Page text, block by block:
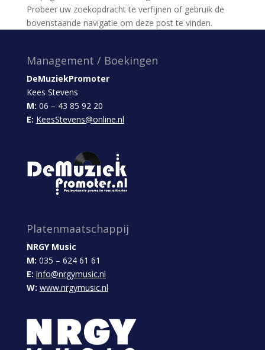
Probeer uw zoekopdracht te verfijnen of gebruik de
bovenstaande navigatie om deze post te vinden.
Management / Boekingen
DeMuziekPromoter
Kees Stevens
M: 06 – 43 85 92 20
E: KeesStevens@online.nl
Platenmaatschappij
NRGY Music
M: 035 – 624 61 61
E: info@nrgymusic.nl
W: www.nrgymusic.nl